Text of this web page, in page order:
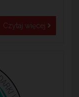
Czytaj więcej